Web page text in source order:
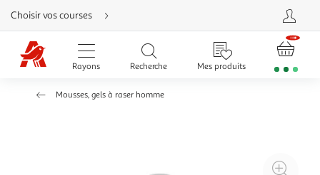
Aller
directement
au
contenu
Aller
directement
Aller
Choisir vos courses
Rayons Recherche Mes produits
Mousses, gels à raser homme